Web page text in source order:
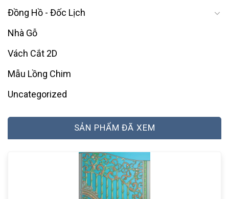
Đồng Hồ - Đốc Lịch
Nhà Gỗ
Vách Cắt 2D
Mẫu Lồng Chim
Uncategorized
SẢN PHẨM ĐÃ XEM